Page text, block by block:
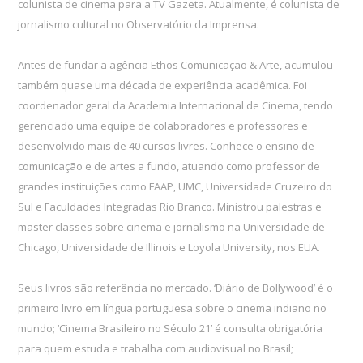
colunista de cinema para a TV Gazeta. Atualmente, é colunista de
jornalismo cultural no Observatório da Imprensa.
Antes de fundar a agência Ethos Comunicação & Arte, acumulou
também quase uma década de experiência acadêmica. Foi
coordenador geral da Academia Internacional de Cinema, tendo
gerenciado uma equipe de colaboradores e professores e
desenvolvido mais de 40 cursos livres. Conhece o ensino de
comunicação e de artes a fundo, atuando como professor de
grandes instituições como FAAP, UMC, Universidade Cruzeiro do
Sul e Faculdades Integradas Rio Branco. Ministrou palestras e
master classes sobre cinema e jornalismo na Universidade de
Chicago, Universidade de Illinois e Loyola University, nos EUA.
Seus livros são referência no mercado. ‘Diário de Bollywood’ é o
primeiro livro em língua portuguesa sobre o cinema indiano no
mundo; ‘Cinema Brasileiro no Século 21’ é consulta obrigatória
para quem estuda e trabalha com audiovisual no Brasil;